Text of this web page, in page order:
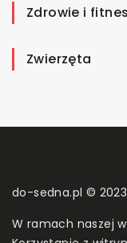
Zdrowie i
Zwierzęta
do-sedna.pl ©
W ramach naszej